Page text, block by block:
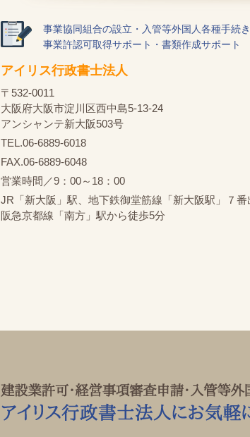
事業協同組合の設立・入管等外国人各種手続
事業許認可取得サポート・書類作成サポート
アイリス行政書士法人
〒532-0011
大阪府大阪市淀川区西中島5-13-24
アンシャンテ新大阪503号
TEL.06-6889-6018
FAX.06-6889-6048
営業時間／9：00～18：00
JR「新大阪」駅、地下鉄御堂筋線「新大阪駅」７
阪急京都線「南方」駅から徒歩5分